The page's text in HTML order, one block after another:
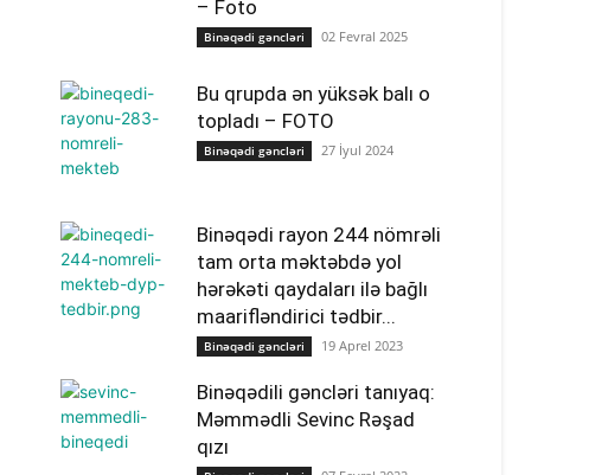
– Foto
Binəqədi gəncləri 02 Fevral 2025
Bu qrupda ən yüksək balı o
topladı – FOTO
Binəqədi gəncləri 27 İyul 2024
Binəqədi rayon 244 nömrəli
tam orta məktəbdə yol
hərəkəti qaydaları ilə bağlı
maarifləndirici tədbir...
Binəqədi gəncləri 19 Aprel 2023
Binəqədili gəncləri tanıyaq:
Məmmədli Sevinc Rəşad
qızı